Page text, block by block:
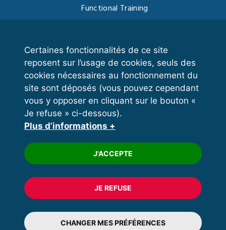
Certaines fonctionnalités de ce site
reposent sur l’usage de cookies, seuls des
cookies nécessaires au fonctionnement du
site sont déposés (vous pouvez cependant
vous y opposer en cliquant sur le bouton «
Je refuse » ci-dessous).
Plus d’informations +
J'ACCEPTE
JE REFUSE
CHANGER MES PRÉFÉRENCES
Functional Training
VOS ESPACES
Espace dirigeant
Espace licencié
Trouver un club
Formation
© 2020 FFFORCE Tous droits réservés
Mentions légales
Plan du site